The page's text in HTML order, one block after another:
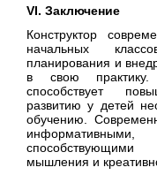
VI. Заключение
Конструктор
начальных
планирования и
в свою практику.
способствует
развитию у детей
обучению.
мышления и